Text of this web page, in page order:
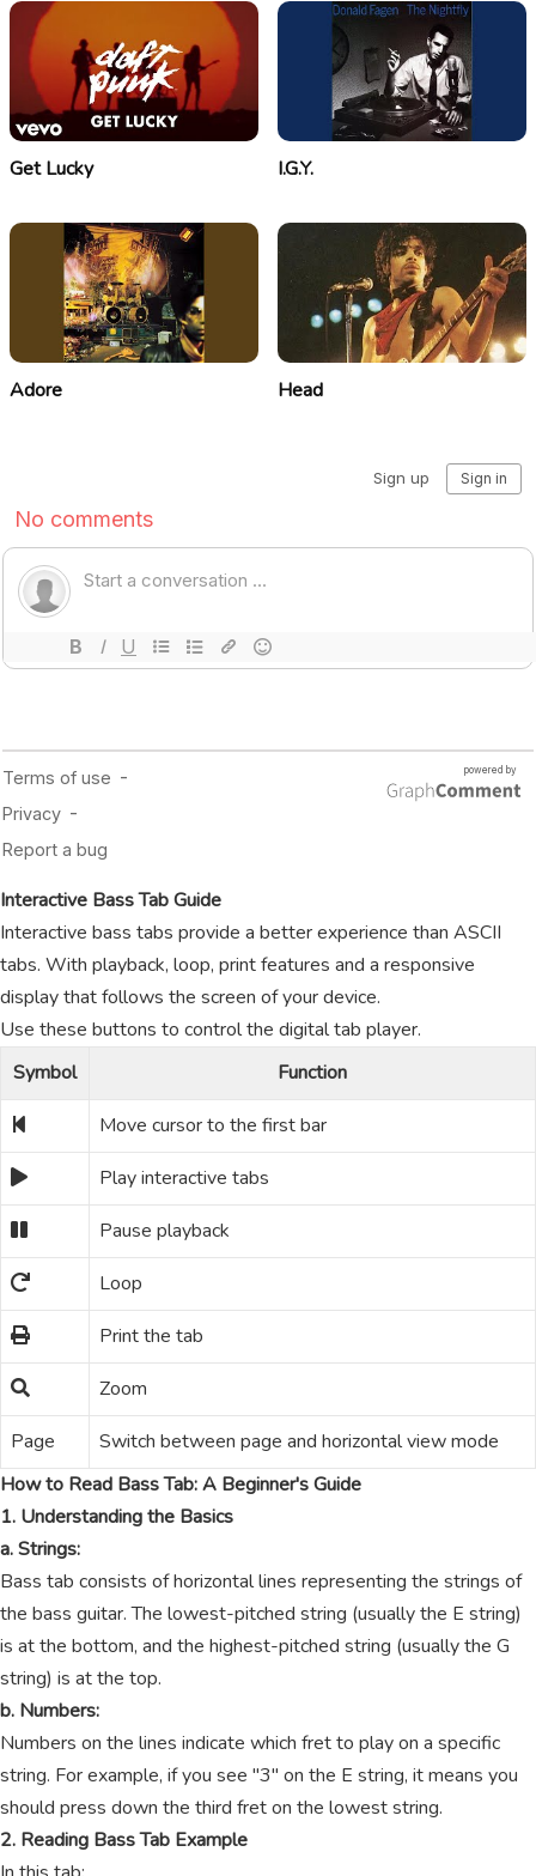
Get Lucky I.G.Y.
Adore Head
Interactive Bass Tab Guide
Interactive bass tabs provide a better experience than ASCII
tabs. With playback, loop, print features and a responsive
display that follows the screen of your device.
Use these buttons to control the digital tab player.
Symbol
Function
Move cursor to the first bar
Play interactive tabs
Pause playback
Loop
Print the tab
Zoom
Page
Switch between page and horizontal view mode
How to Read Bass Tab: A Beginner's Guide
1. Understanding the Basics
a. Strings:
Bass tab consists of horizontal lines representing the strings of
the bass guitar. The lowest-pitched string (usually the E string)
is at the bottom, and the highest-pitched string (usually the G
string) is at the top.
b. Numbers:
Numbers on the lines indicate which fret to play on a specific
string. For example, if you see "3" on the E string, it means you
should press down the third fret on the lowest string.
2. Reading Bass Tab Example